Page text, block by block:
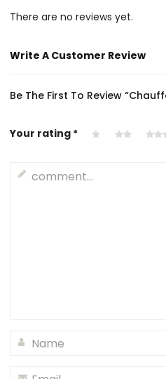
There are no reviews yet.
Write A Customer Review
Be The First To Review
Your rating *